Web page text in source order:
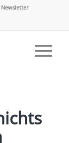
Newsletter